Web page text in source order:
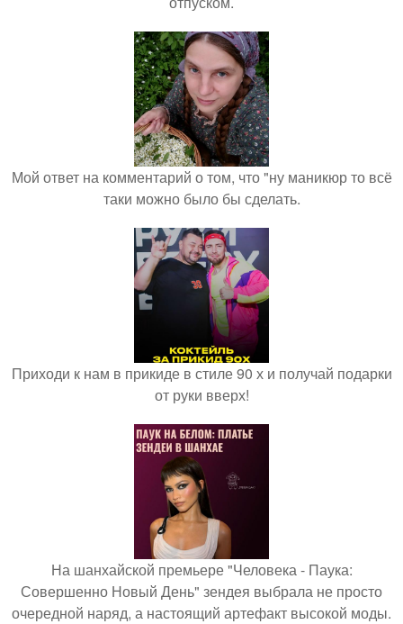
Мой ответ на комментарий о том, что "ну маникюр то всё
таки можно было бы сделать.
Приходи к нам в прикиде в стиле 90 х и получай подарки
от руки вверх!
На шанхайской премьере "Человека - Паука:
Совершенно Новый День" зендея выбрала не просто
очередной наряд, а настоящий артефакт высокой моды.